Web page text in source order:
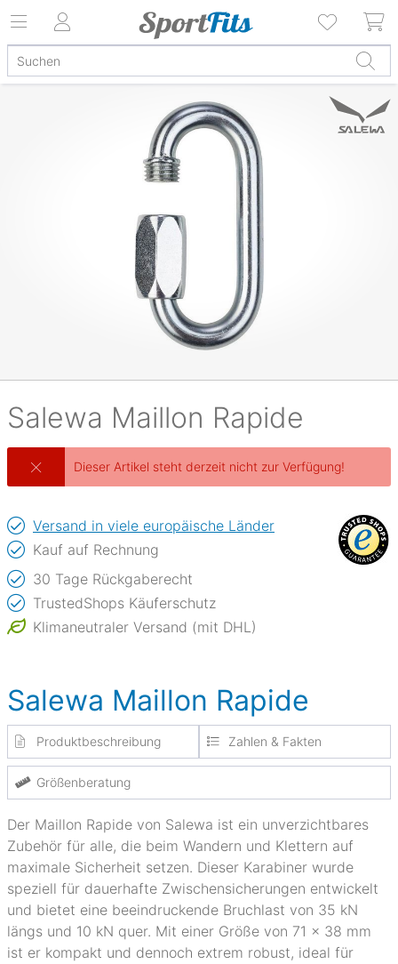
Salewa Maillon Rapide
Dieser Artikel steht derzeit nicht zur Verfügung!
Versand in viele europäische Länder
Kauf auf Rechnung
30 Tage Rückgaberecht
TrustedShops Käuferschutz
Klimaneutraler Versand (mit DHL)
Salewa Maillon Rapide
Produktbeschreibung Zahlen & Fakten
Größenberatung
Der Maillon Rapide von Salewa ist ein unverzichtbares
Zubehör für alle, die beim Wandern und Klettern auf
maximale Sicherheit setzen. Dieser Karabiner wurde
speziell für dauerhafte Zwischensicherungen entwickelt
und bietet eine beeindruckende Bruchlast von 35 kN
längs und 10 kN quer. Mit einer Größe von 71 x 38 mm
ist er kompakt und dennoch extrem robust, ideal für